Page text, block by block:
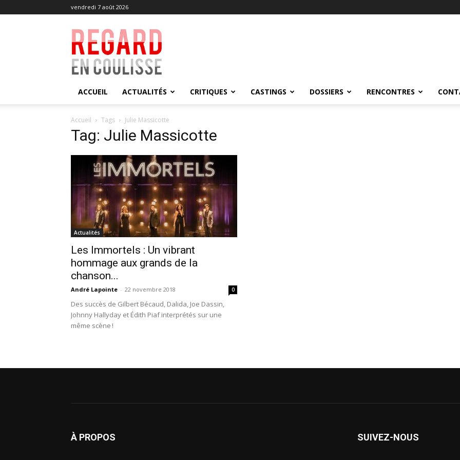
vendredi 7 août 2026
Regard
en
Coulisse
ACCUEIL ACTUALITÉS CRITIQUES CASTINGS DOSSIERS RENCONTRES
Accueil Tags Julie Massicotte
Tag: Julie Massicotte
Actualités
Les Immortels : Un vibrant
hommage aux grands de la
chanson...
André Lapointe - 22 novembre 2018 0
Des succès de Gilbert Bécaud, Dalida, Joe Dassin,
Johnny Hallyday et Édith Piaf interprétés sur une
même scène !
À PROPOS SUIVEZ-NOUS